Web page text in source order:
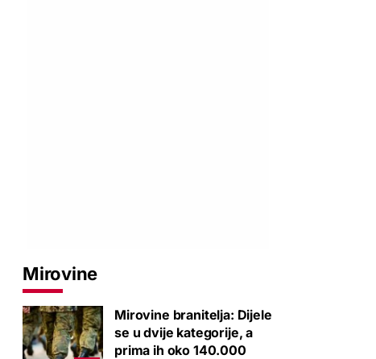
Mirovine
Mirovine branitelja: Dijele
se u dvije kategorije, a
prima ih oko 140.000